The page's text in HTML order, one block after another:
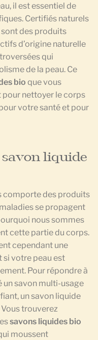
il est essentiel de
Certifiés naturels
des produits
d’origine naturelle
qui
de la peau. Ce
bio que vous
nettoyer le corps
votre santé et pour
savon liquide
comporte des produits
se propagent
nous sommes
cette partie du corps.
cependant une
votre peau est
Pour répondre à
un savon multi-usage
un savon liquide
trouverez
savons liquides bio
moussent